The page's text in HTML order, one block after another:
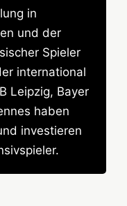
in
und der
Spieler
international
Leipzig, Bayer
haben
investieren